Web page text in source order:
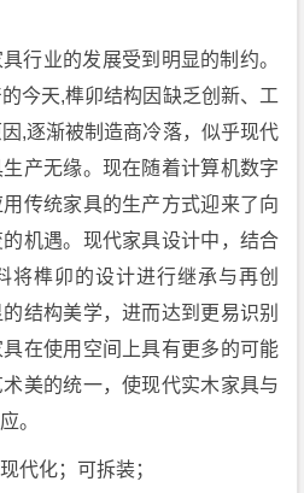
行业的发展受到明显的制约。
今天,榫卯结构因缺乏创新、工
,逐渐被制造商冷落，似乎现代
产无缘。现在随着计算机数字
传统家具的生产方式迎来了向
机遇。现代家具设计中，结合
将榫卯的设计进行继承与再创
结构美学，进而达到更易识别
在使用空间上具有更多的可能
美的统一，使现代实木家具与
。
代化；可拆装；